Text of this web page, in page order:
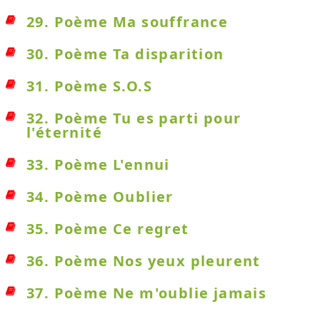
29. Poème Ma souffrance
30. Poème Ta disparition
31. Poème S.O.S
32. Poème Tu es parti pour
l'éternité
33. Poème L'ennui
34. Poème Oublier
35. Poème Ce regret
36. Poème Nos yeux pleurent
37. Poème Ne m'oublie jamais